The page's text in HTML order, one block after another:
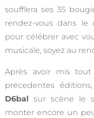
soufflera ses 35
rendez-vous dans le
pour célébrer avec
musicale, soyez au
Après avoir mis
précedentes
D6bal
sur scène le
monter encore un